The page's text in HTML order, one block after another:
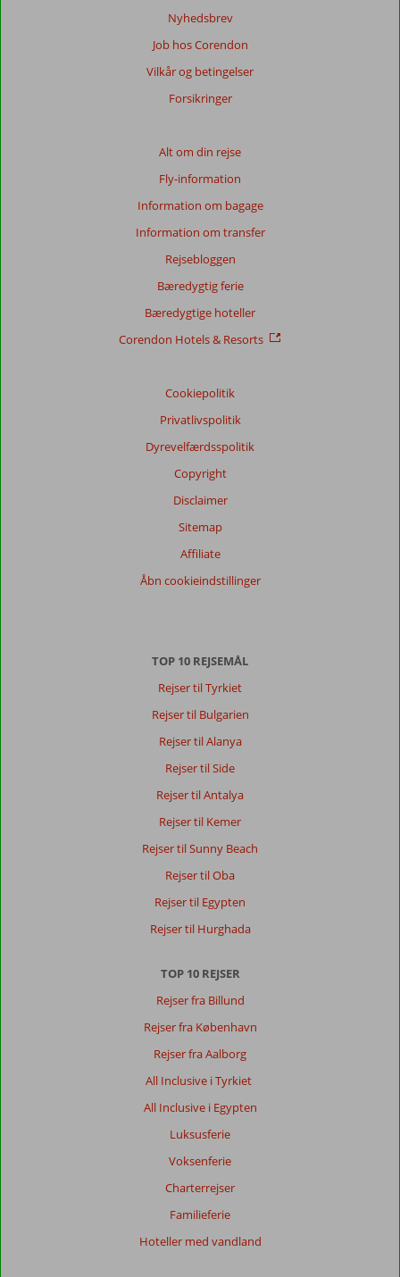
Nyhedsbrev
Job hos Corendon
Vilkår og betingelser
Forsikringer
Alt om din rejse
Fly-information
Information om bagage
Information om transfer
Rejsebloggen
Bæredygtig ferie
Bæredygtige hoteller
Corendon Hotels & Resorts
Cookiepolitik
Privatlivspolitik
Dyrevelfærdsspolitik
Copyright
Disclaimer
Sitemap
Affiliate
Åbn cookieindstillinger
TOP 10 REJSEMÅL
Rejser til Tyrkiet
Rejser til Bulgarien
Rejser til Alanya
Rejser til Side
Rejser til Antalya
Rejser til Kemer
Rejser til Sunny Beach
Rejser til Oba
Rejser til Egypten
Rejser til Hurghada
TOP 10 REJSER
Rejser fra Billund
Rejser fra København
Rejser fra Aalborg
All Inclusive i Tyrkiet
All Inclusive i Egypten
Luksusferie
Voksenferie
Charterrejser
Familieferie
Hoteller med vandland